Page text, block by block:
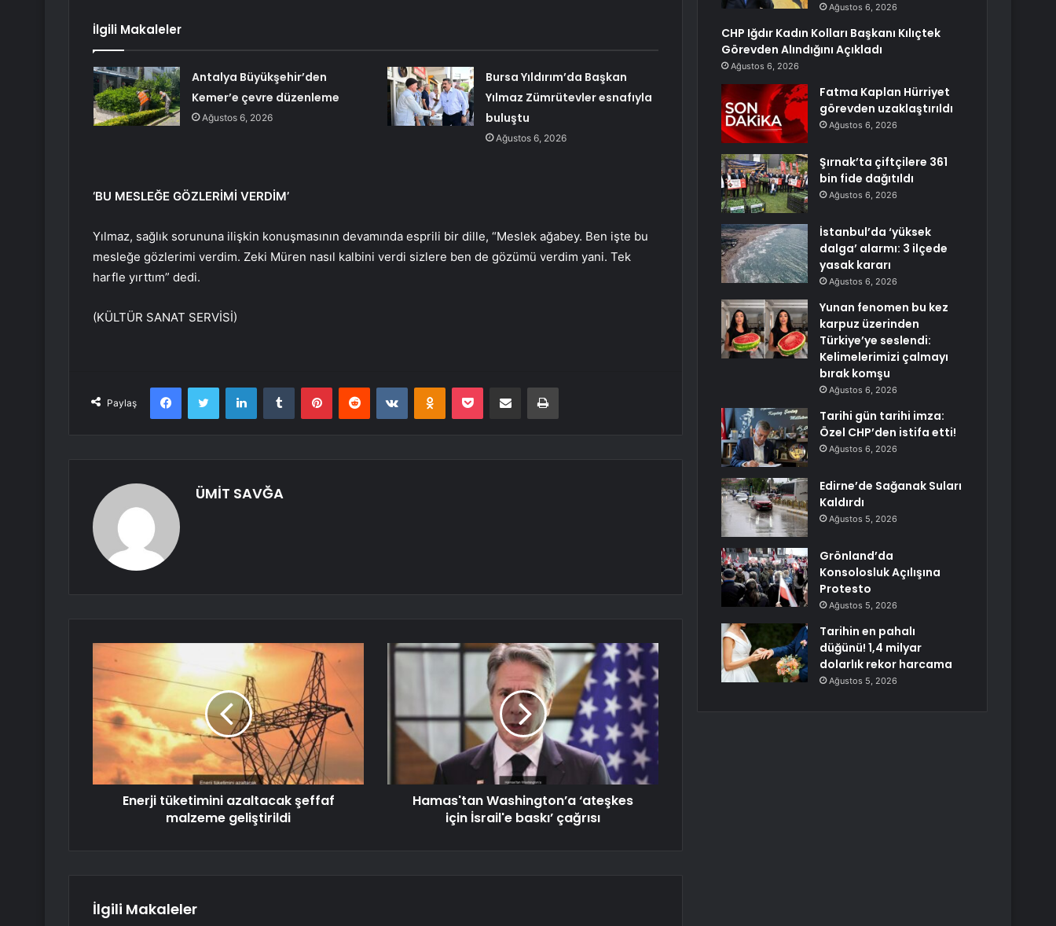
İlgili Makaleler
Antalya Büyükşehir’den
Kemer’e çevre düzenleme
Ağustos 6, 2026
Bursa Yıldırım’da Başkan
Yılmaz Zümrütevler esnafıyla
buluştu
Ağustos 6, 2026
‘BU MESLEĞE GÖZLERİMİ VERDİM’
Yılmaz, sağlık sorununa ilişkin konuşmasının devamında esprili bir dille, “Meslek ağabey. Ben işte bu
mesleğe gözlerimi verdim. Zeki Müren nasıl kalbini verdi sizlere ben de gözümü verdim yani. Tek
harfle yırttım” dedi.
(KÜLTÜR SANAT SERVİSİ)
Paylaş
FacebookTwitter LinkedInTumblr PinterestReddit VKontakteOdnoklassniki
Pocket E-Posta ile paylaş Yazdır
ÜMİT SAVĞA
Enerji tüketimini azaltacak şeffaf
malzeme geliştirildi
Hamas'tan Washington’a ‘ateşkes
için İsrail'e baskı’ çağrısı
İlgili Makaleler
Ağustos 6, 2026
CHP Iğdır Kadın Kolları Başkanı Kılıçtek
Görevden Alındığını Açıkladı
Ağustos 6, 2026
Fatma Kaplan Hürriyet
görevden uzaklaştırıldı
Ağustos 6, 2026
Şırnak’ta çiftçilere 361
bin fide dağıtıldı
Ağustos 6, 2026
İstanbul’da ‘yüksek
dalga’ alarmı: 3 ilçede
yasak kararı
Ağustos 6, 2026
Yunan fenomen bu kez
karpuz üzerinden
Türkiye’ye seslendi:
Kelimelerimizi çalmayı
bırak komşu
Ağustos 6, 2026
Tarihi gün tarihi imza:
Özel CHP’den istifa etti!
Ağustos 6, 2026
Edirne’de Sağanak Suları
Kaldırdı
Ağustos 5, 2026
Grönland’da
Konsolosluk Açılışına
Protesto
Ağustos 5, 2026
Tarihin en pahalı
düğünü! 1,4 milyar
dolarlık rekor harcama
Ağustos 5, 2026